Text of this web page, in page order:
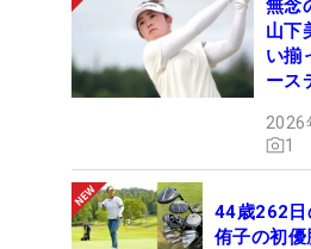
無念
山下
い揃
ース
2026
1
44歳262
侑子の初